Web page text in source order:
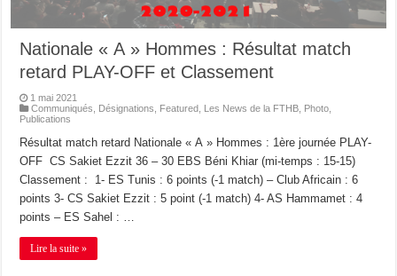
Nationale « A » Hommes : Résultat match
retard PLAY-OFF et Classement
1 mai 2021
Communiqués
Désignations Featured Les News de la FTHB Photo
Publications
Résultat match retard Nationale « A » Hommes : 1ère journée PLAY-
OFF CS Sakiet Ezzit 36 – 30 EBS Béni Khiar (mi-temps : 15-15)
Classement : 1- ES Tunis : 6 points (-1 match) – Club Africain : 6
points 3- CS Sakiet Ezzit : 5 point (-1 match) 4- AS Hammamet : 4
points – ES Sahel : …
Lire la suite »